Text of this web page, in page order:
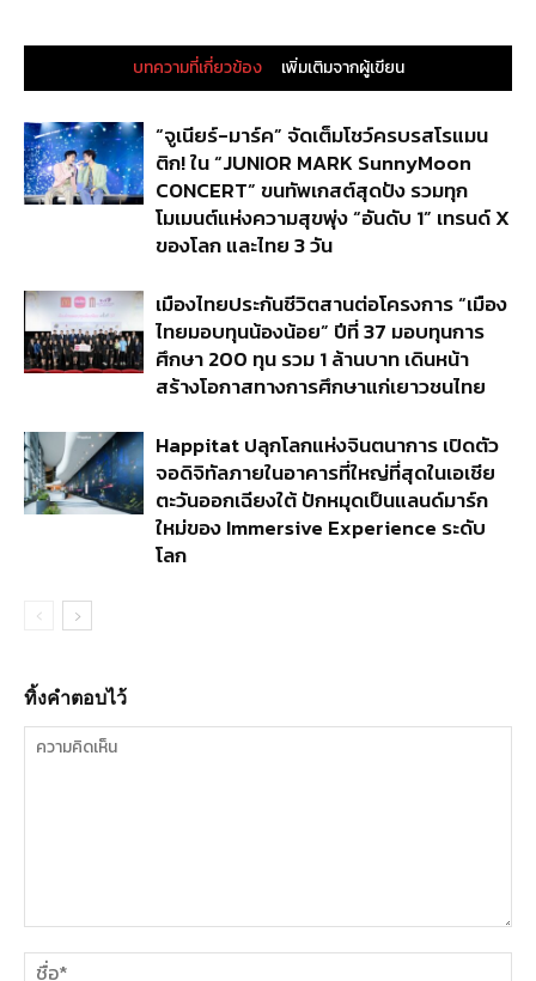
บทความที่เกี่ยวข้อง เพิ่มเติมจากผู้เขียน
“จูเนียร์-มาร์ค” จัดเต็มโชว์ครบรสโรแมน
ติก! ใน “JUNIOR MARK SunnyMoon
CONCERT” ขนทัพเกสต์สุดปัง รวมทุก
โมเมนต์แห่งความสุขพุ่ง “อันดับ 1” เทรนด์ X
ของโลก และไทย 3 วัน
เมืองไทยประกันชีวิตสานต่อโครงการ “เมือง
ไทยมอบทุนน้องน้อย” ปีที่ 37 มอบทุนการ
ศึกษา 200 ทุน รวม 1 ล้านบาท เดินหน้า
สร้างโอกาสทางการศึกษาแก่เยาวชนไทย
Happitat ปลุกโลกแห่งจินตนาการ เปิดตัว
จอดิจิทัลภายในอาคารที่ใหญ่ที่สุดในเอเชีย
ตะวันออกเฉียงใต้ ปักหมุดเป็นแลนด์มาร์ก
ใหม่ของ Immersive Experience ระดับ
โลก
ทิ้งคำตอบไว้